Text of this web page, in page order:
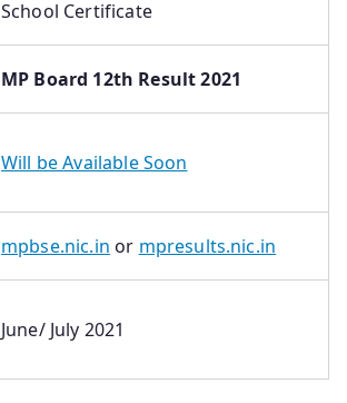
School Certificate
MP Board 12th Result 2021
Will be Available Soon
mpbse.nic.in or mpresults.nic.in
June/ July 2021